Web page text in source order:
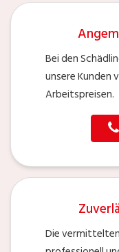
Bei den
unsere Kunden
Arbeitspreisen.
Die